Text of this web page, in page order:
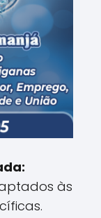
às